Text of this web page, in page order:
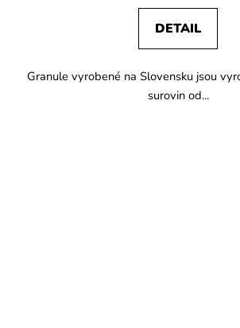
DETAIL
Granule vyrobené na Slovensku jsou
surovin od...